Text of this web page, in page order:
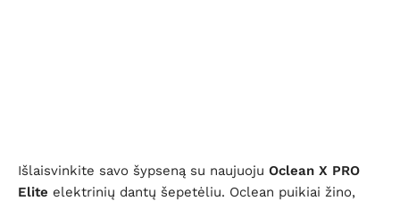
Išlaisvinkite savo šypseną su naujuoju Oclean X PRO
Elite elektrinių dantų šepetėliu. Oclean puikiai žino,